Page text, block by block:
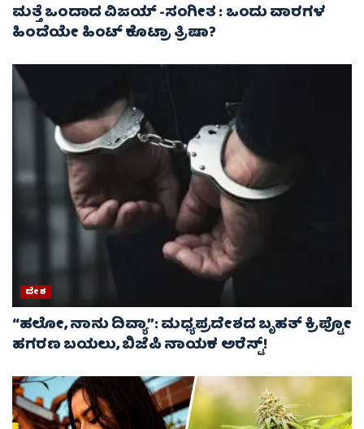
ಮತ್ತೆ ಒಂದಾದ ವಿಜಯ್ -ಸಂಗೀತ : ಒಂದು ವಾರಗಳ
ಹಿಂದೆಯೇ ಹಿಂಟ್ ಕೊಟ್ರಾ ತ್ರಿಷಾ?
ದೇಶ
“ಹಲೋ, ನಾನು ದಿವ್ಯಾ”: ಮಧ್ಯಪ್ರದೇಶದ ಬೃಹತ್ ಕ್ರಿಪ್ಟೋ
ಹಗರಣ ಬಯಲು, ಬಿಜೆಪಿ ನಾಯಕ ಅರೆಸ್ಟ್!